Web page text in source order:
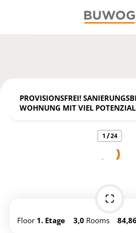
PROVISIONSFREI!
WOHNUNG MIT VIEL
https://ibexa.vonovia.de/
search/find-an-apartment/st.-
1 /24
Floor 1. Etage 3,0 Rooms 84,86